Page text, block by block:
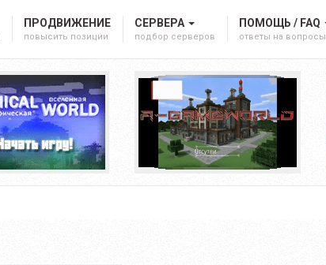
ПРОДВИЖЕНИЕ
повысить позиции
СЕРВЕРА
подбор серверов
ПОМОЩЬ / FAQ
ответы на вопросы